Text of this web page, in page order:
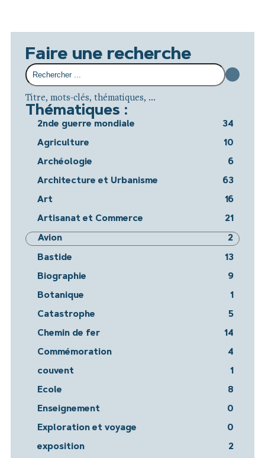
Faire une recherche
Titre, mots-clés, thématiques, ...
Thématiques :
2nde guerre mondiale 34
Agriculture 10
Archéologie 6
Architecture et Urbanisme 63
Art 16
Artisanat et Commerce 21
Avion 2
Bastide 13
Biographie 9
Botanique 1
Catastrophe 5
Chemin de fer 14
Commémoration 4
couvent 1
Ecole 8
Enseignement 0
Exploration et voyage 0
exposition 2